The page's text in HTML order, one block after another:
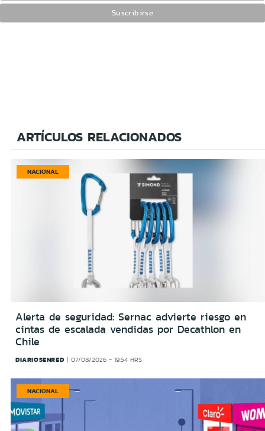
ARTÍCULOS RELACIONADOS
NACIONAL
Alerta de seguridad: Sernac advierte riesgo en
cintas de escalada vendidas por Decathlon en
Chile
DIARIOSENRED 07/08/2026 - 19:54 HRS
NACIONAL